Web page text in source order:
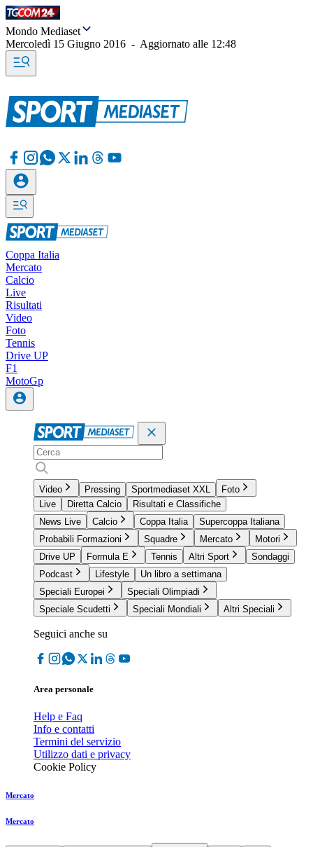
Mondo Mediaset
Mercoledì 15 Giugno 2016 - Aggiornato alle 12:48
Coppa Italia
Mercato
Calcio
Live
Risultati
Video
Foto
Tennis
Drive UP
F1
MotoGp
Video Pressing Sportmediaset XXL
Foto
Live
Diretta Calcio
Risultati e Classifiche
News Live
Calcio Coppa Italia
Supercoppa Italiana
Probabili Formazioni
Squadre Mercato
Motori
Drive UP
Formula E Tennis Altri Sport
Sondaggi
Podcast
Lifestyle
Un libro a settimana
Speciali Europei
Speciali Olimpiadi
Speciale Scudetti
Speciali Mondiali Altri Speciali
Seguici anche su
Area personale
Help e Faq
Info e contatti
Termini del servizio
Utilizzo dati e privacy
Cookie Policy
Mercato
Mercato